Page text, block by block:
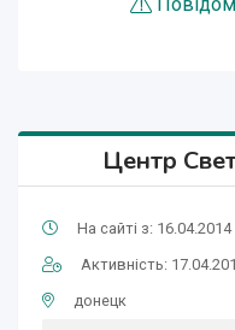
Центр
На сайті з: 16.04.2014
Активність:
донецк